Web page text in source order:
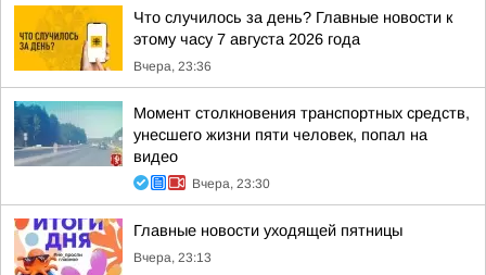
Что случилось за день? Главные новости к
этому часу 7 августа 2026 года
Вчера, 23:36
Момент столкновения транспортных средств,
унесшего жизни пяти человек, попал на
видео
Вчера, 23:30
Главные новости уходящей пятницы
Вчера, 23:13